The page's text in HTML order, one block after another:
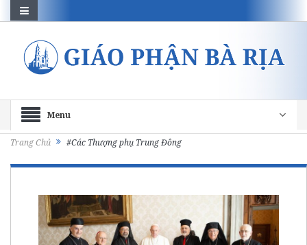
Menu
Trang Chủ #Các Thượng phụ Trung Đông